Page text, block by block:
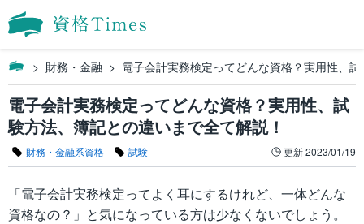
財務・金融 電子会計実務検定ってどんな資格？実用性、
電子会計実務検定ってどんな資格？実用性、試
験方法、簿記との違いまで全て解説！
財務・金融系資格 試験 更新2023/01/19
「電子会計実務検定ってよく耳にするけれど、一体どんな
資格なの？」と気になっている方は少なくないでしょう。